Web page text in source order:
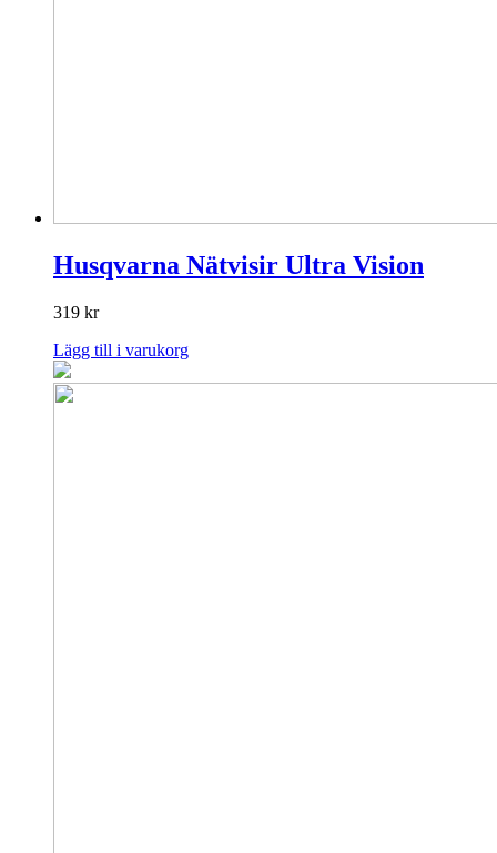
Husqvarna Nätvisir Ultra Vision
319 kr
Lägg till i varukorg